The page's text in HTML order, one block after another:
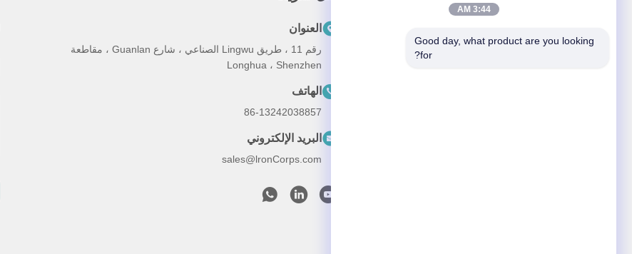
العنوان
رقم 11 ، طريق Lingwu الصناعي ، شارع Guanlan ، مقاطعة
Longhua ، Shenzhen
الهاتف
86-13242038857
البريد الإلكتروني
sales@lronCorps.com
3:44 AM
Good day, what product are you looking
for?